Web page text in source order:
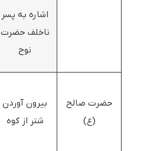
اشاره به پسر
ناخلف حضرت
نوح
حضرت صالح
(ع)
بیرون آوردن
شتر از کوه